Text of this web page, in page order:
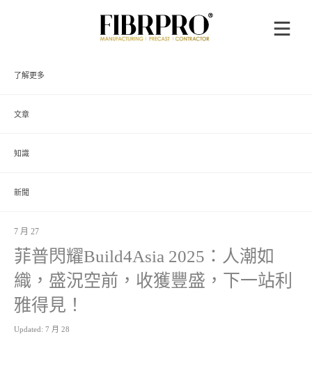
了解更多
文章
知識
新聞
7 月 27
菲普閃耀Build4Asia 2025：人潮如
織，盛況空前，收獲豐盛，下一站利
雅得見！
Updated: 7 月 28